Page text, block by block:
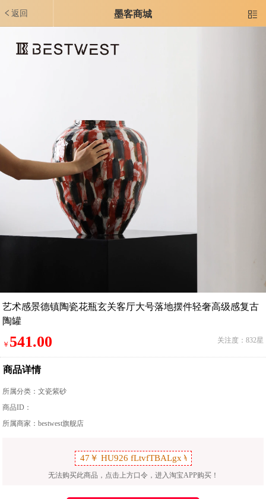
返回 墨客商城 
艺术感景德镇陶瓷花瓶玄关客厅大号落地摆件轻奢高级感复古
陶罐
￥ 541.00 关注度：832星
商品详情
所属分类：文瓷紫砂
商品ID：
所属商家：bestwest旗舰店
无法购买此商品，点击上方口令，进入淘宝APP购买！